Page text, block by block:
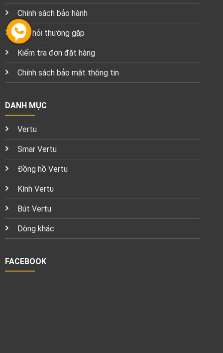
Chính sách bảo hành
Câu hỏi thường gặp
Kiểm tra đơn đặt hàng
Chính sách bảo mật thông tin
DANH MỤC
Vertu
Smar Vertu
Đồng hồ Vertu
Kính Vertu
Bút Vertu
Dòng khác
FACEBOOK